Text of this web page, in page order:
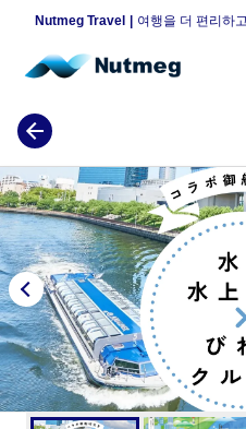
Nutmeg Travel 여행을 더 편리하
각종 플랜
평일 한정 플랜
야간 한정 플랜
매일 개최 플랜
지역으로 찾기
도쿄